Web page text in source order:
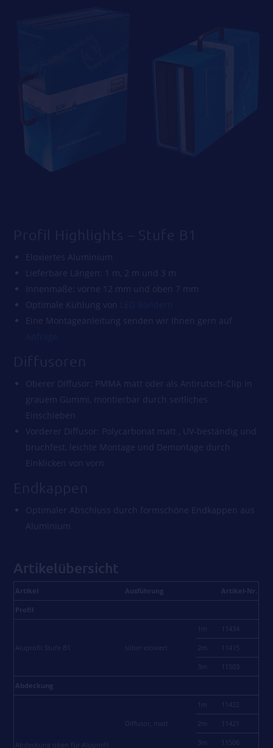
Profil Highlights – Stufe B1
Eloxiertes Aluminium
Lieferbare Längen: 1 m, 2 m und 3 m
Innenmaße: vorne 12 mm und oben 7 mm
Optimale Kühlung von
Eine Montageanleitung senden wir Ihnen gern auf
Diffusoren
Oberer Diffusor: PMMA matt oder als Antirutsch-Clip in
grauem Gummi, montierbar durch seitliches
Einschieben
Vorderer Diffusor: Polycarbonat matt , UV-beständig und
bruchfest, leichte Montage und Demontage durch
Einklicken von vorn
Endkappen
Optimaler Abschluss durch formschöne Endkappen aus
Aluminium
Artikelübersicht
Artikel Ausführung Artikel-Nr.
Profil
Aluprofil Stufe B1 silber eloxiert
1m
2m
3m
Abdeckung
Abdeckung oben für Aluprofil
Diffusor, matt
1m
2m
3m